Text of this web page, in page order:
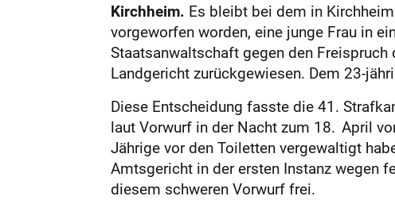
Kirchheim. Es bleibt bei dem in
vorgeworfen worden, eine junge Frau in
Staatsanwaltschaft gegen den
Landgericht zurückgewiesen. Dem 23-
Diese Entscheidung fasste die 41.
laut Vorwurf in der Nacht zum 18. April
Jährige vor den Toiletten vergewaltigt
Amtsgericht in der ersten Instanz wegen
diesem schweren Vorwurf frei.